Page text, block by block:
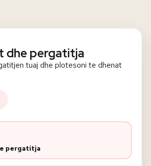
dhe pergatitja
tuaj dhe plotesoni te dhenat
pergatitja